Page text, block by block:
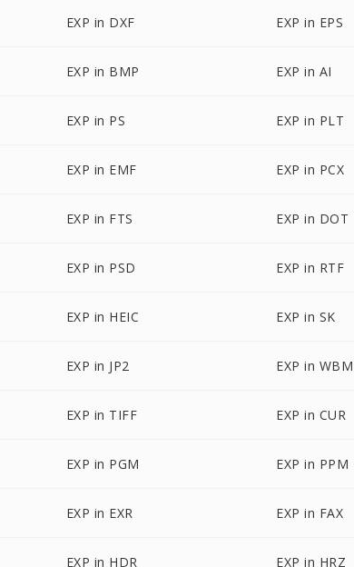
EXP in DXF EXP in EPS
EXP in BMP EXP in AI
EXP in PS EXP in PLT
EXP in EMF EXP in PCX
EXP in FTS EXP in DOT
EXP in PSD EXP in RTF
EXP in HEIC EXP in SK
EXP in JP2 EXP in
EXP in TIFF EXP in CUR
EXP in PGM EXP in PPM
EXP in EXR EXP in FAX
EXP in HDR EXP in HRZ